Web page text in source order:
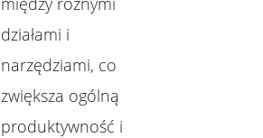
działami i
narzędziami, co
zwiększa ogólną
produktywność i